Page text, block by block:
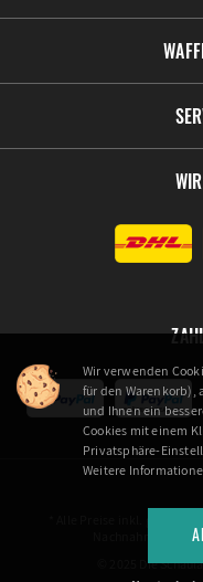
© 2025 Die
Wir verwenden
für den Warenkorb),
und Ihnen ein
Cookies mit einem
Privatsphäre-
Weitere